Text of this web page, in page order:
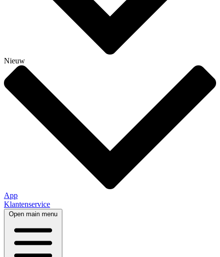
Nieuw
App
Klantenservice
Open main menu